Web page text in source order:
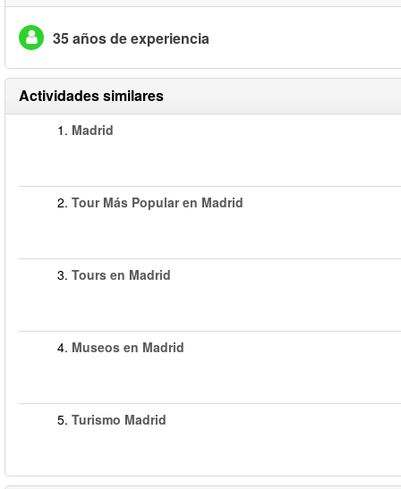
35 años de experiencia
Actividades similares
1. Madrid
2. Tour Más Popular en Madrid
3. Tours en Madrid
4. Museos en Madrid
5. Turismo Madrid